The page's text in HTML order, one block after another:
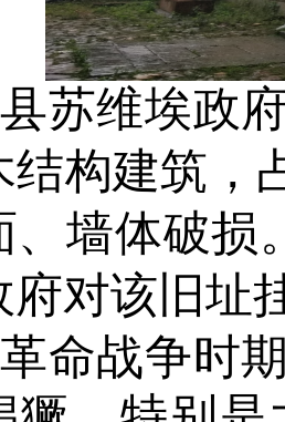
苏维埃政
结构建筑，
、墙体破损
府对该旧址
命战争时